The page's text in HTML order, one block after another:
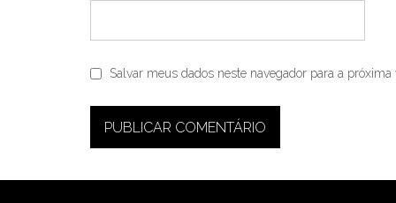
Salvar meus dados neste navegador para a próxima